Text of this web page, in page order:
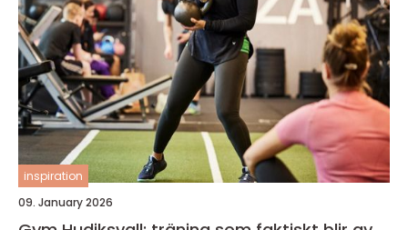
inspiration
09. January 2026